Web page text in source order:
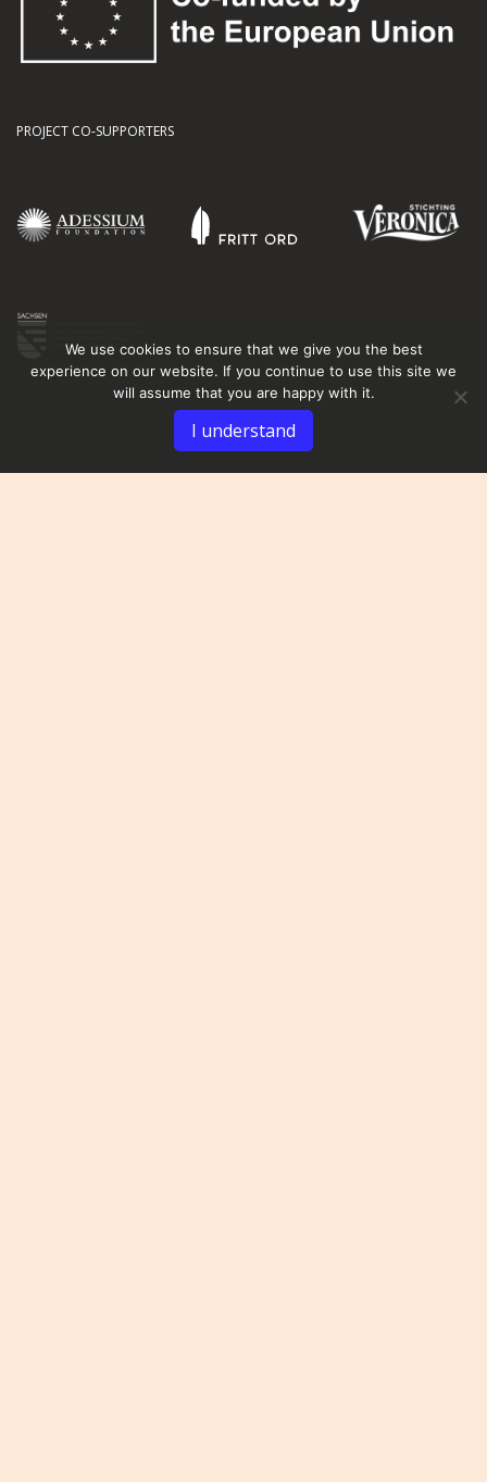
PROJECT CO-SUPPORTERS
We use cookies to ensure that we give you the best
experience on our website. If you continue to use this site we
will assume that you are happy with it.
I understand